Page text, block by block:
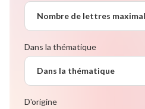
Nombre de lettres maximal
Dans la thématique
Dans la thématique
D'origine